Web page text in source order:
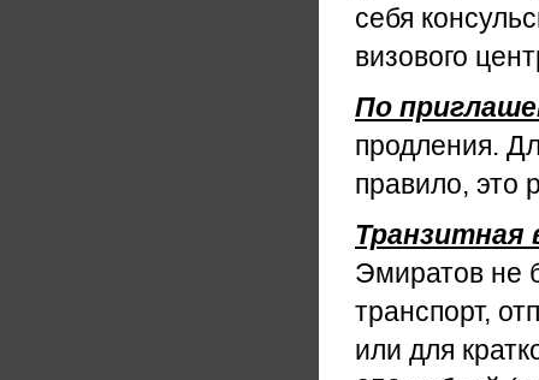
себя
визового
По
продления.
правило, это
Транзитная
Эмиратов не
транспорт,
или для